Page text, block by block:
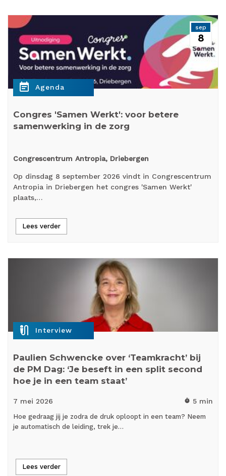
sep
8
event_note Agenda
Congres 'Samen Werkt': voor betere
samenwerking in de zorg
Congrescentrum Antropia, Driebergen
Op dinsdag 8 september 2026 vindt in Congrescentrum
Antropia in Driebergen het congres 'Samen Werkt'
plaats,…
Lees verder
mic_external_on Interview
Paulien Schwencke over ‘Teamkracht’ bij
de PM Dag: ‘Je beseft in een split second
hoe je in een team staat’
7 mei 2026 timer 5 min
Hoe gedraag jij je zodra de druk oploopt in een team? Neem
je automatisch de leiding, trek je…
Lees verder